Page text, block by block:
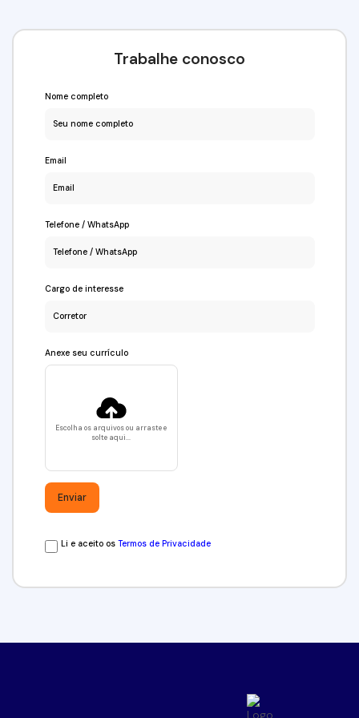
Trabalhe conosco
Nome completo
Email
Telefone / WhatsApp
Cargo de interesse
Anexe seu currículo
Escolha os arquivos ou arraste e
solte aqui...
Li e aceito os Termos de Privacidade